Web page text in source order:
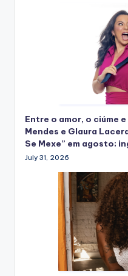
Entre o amor, o ciúme
Mendes e Glaura
Se Mexe” em agosto;
July 31, 2026